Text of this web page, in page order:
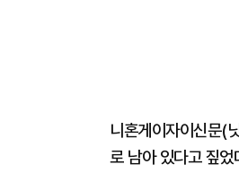
니혼게이자이신문(
로 남아 있다고 짚었